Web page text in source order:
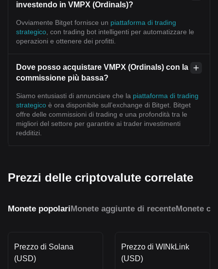
investendo in VMPX (Ordinals)?
Ovviamente Bitget fornisce un piattaforma di trading
strategico , con trading bot intelligenti per automatizzare le
operazioni e ottenere dei profitti.
Dove posso acquistare VMPX (Ordinals) con la
commissione più bassa?
Siamo entusiasti di annunciare che la piattaforma di trading
strategico è ora disponibile sull’exchange di Bitget. Bitget
offre delle commissioni di trading e una profondità tra le
migliori del settore per garantire ai trader investimenti
redditizi.
Prezzi delle criptovalute correlate
Monete popolariMonete aggiunte di recenteMonete
Prezzo di Solana
(USD)
Prezzo di WINkLink
(USD)